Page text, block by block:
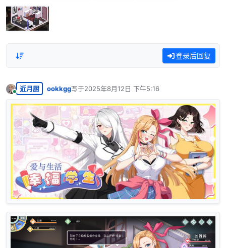
登录后回复
在线
近月厨 ookkgg写于2025年8月12日 下午5:16
最后由 编辑